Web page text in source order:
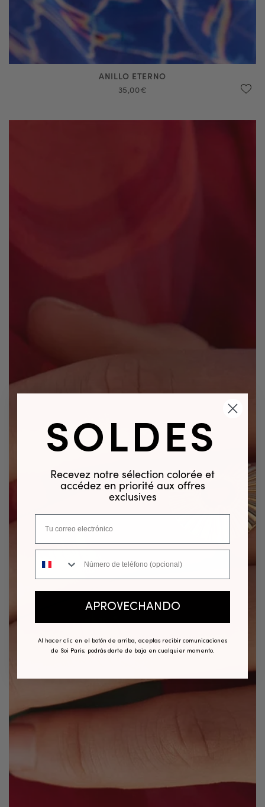
ANILLO ETERNO
35,00€
SOLDES
Recevez notre sélection colorée et
accédez en priorité aux offres
exclusives
APROVECHANDO
Al hacer clic en el botón de arriba, aceptas recibir comunicaciones
de Soi Paris; podrás darte de baja en cualquier momento.